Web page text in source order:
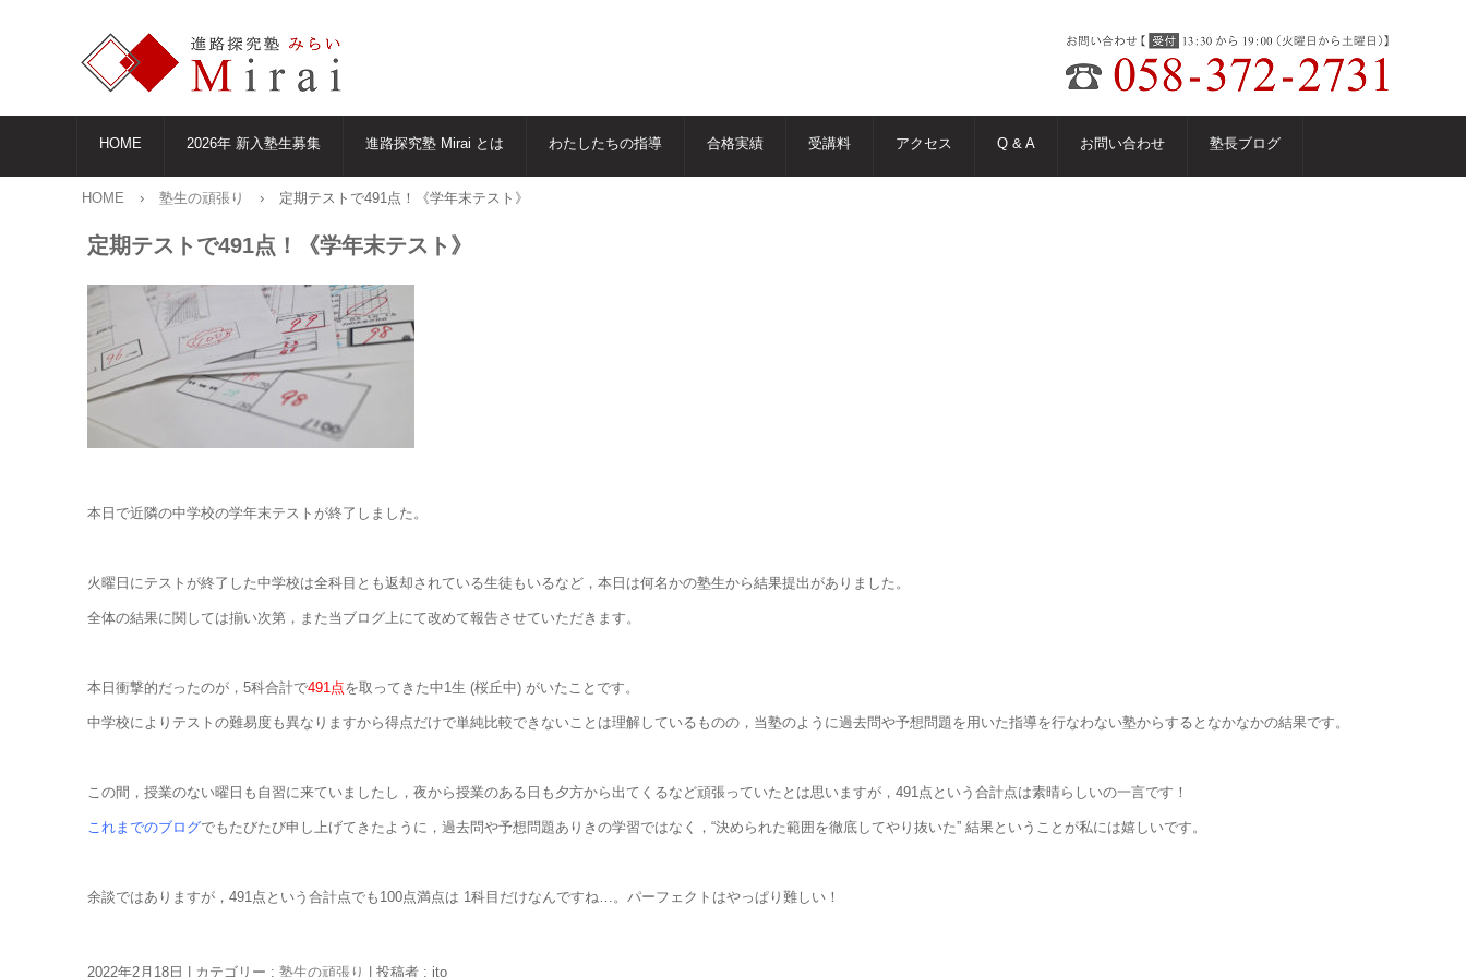
HOME 2026年 新入塾生募集 進路探究塾 Mirai とは わたしたちの指導 合格実績 受講料 アクセス Q & A お問い合わせ 塾長ブログ
HOME › 塾生の頑張り › 定期テストで491点！《学年末テスト》
定期テストで491点！《学年末テスト》
本日で近隣の中学校の学年末テストが終了しました。
火曜日にテストが終了した中学校は全科目とも返却されている生徒もいるなど，本日は何名かの塾生から結果提出がありました。
全体の結果に関しては揃い次第，また当ブログ上にて改めて報告させていただきます。
本日衝撃的だったのが，5科合計で491点を取ってきた中1生 (桜丘中) がいたことです。
中学校によりテストの難易度も異なりますから得点だけで単純比較できないことは理解しているものの，当塾のように過去問や予想問題を用いた指導を行なわない塾からするとなかなかの結果です。
この間，授業のない曜日も自習に来ていましたし，夜から授業のある日も夕方から出てくるなど頑張っていたとは思いますが，491点という合計点は素晴らしいの一言です！
これまでのブログでもたびたび申し上げてきたように，過去問や予想問題ありきの学習ではなく，“決められた範囲を徹底してやり抜いた” 結果ということが私には嬉しいです。
余談ではありますが，491点という合計点でも100点満点は 1科目だけなんですね…。パーフェクトはやっぱり難しい！
2022年2月18日 カテゴリー : 塾生の頑張り 投稿者 : ito